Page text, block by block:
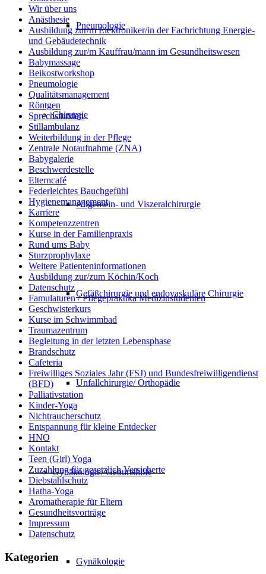
Pneumologie
Chirurgie
Allgemein- und Viszeralchirurgie
Gefäßchirurgie und endovaskuläre Chirurgie
Unfallchirurgie/ Orthopädie
Gynäkologie/ Geburtshilfe
Gynäkologie
Wir über uns
Anästhesie
Ausbildung zur/m Elektroniker/in der Fachrichtung Energie-
und Gebäudetechnik
Ausbildung zur/m Kauffrau/mann im Gesundheitswesen
Babymassage
Beikostworkshop
Pneumologie
Qualitätsmanagement
Röntgen
Sprechstunden
Stillambulanz
Weiterbildung in der Pflege
Zentrale Notaufnahme (ZNA)
Babygalerie
Beschwerdestelle
Elterncafé
Federleichtes Bauchgefühl
Hygienemanagement
Karriere
Kompetenzzentren
Kurse in der Familienpraxis
Rund ums Baby
Sturzprophylaxe
Weitere Patienteninformationen
Ausbildung zur/zum Köchin/Koch
Datenschutz
Famulaturen / Pflegepraktika Medizinstudenten
Geschwisterkurs
Kurse im Schwimmbad
Traumazentrum
Begleitung in der letzten Lebensphase
Brandschutz
Cafeteria
Freiwilliges Soziales Jahr (FSJ) und Bundesfreiwilligendienst
(BFD)
Palliativstation
Kinder-Yoga
Nichtraucherschutz
Entspannung für kleine Entdecker
HNO
Kontakt
Teen (Girl) Yoga
Zuzahlung für gesetzlich Versicherte
Diebstahlschutz
Hatha-Yoga
Aromatherapie für Eltern
Gesundheitsvorträge
Impressum
Datenschutz
Kategorien